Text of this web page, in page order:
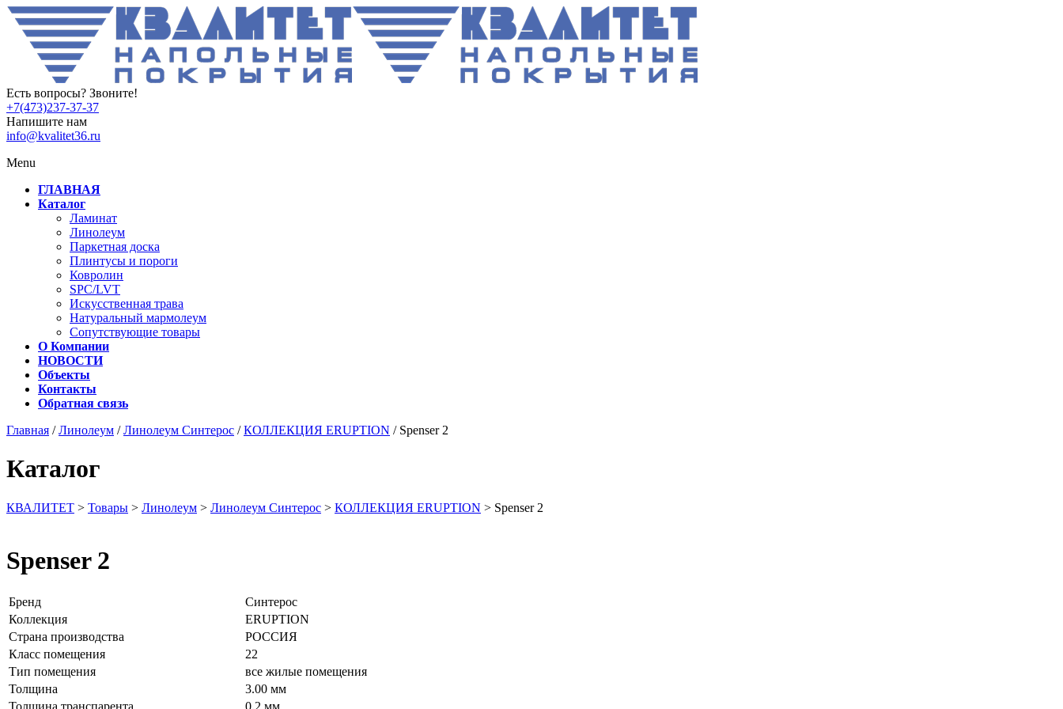
Есть вопросы? Звоните!
+7(473)237-37-37
Напишите нам
info@kvalitet36.ru
Menu
ГЛАВНАЯ
Каталог
Ламинат
Линолеум
Паркетная доска
Плинтусы и пороги
Ковролин
SPC/LVT
Искусственная трава
Натуральный мармолеум
Сопутствующие товары
О Компании
НОВОСТИ
Объекты
Контакты
Обратная связь
Главная /Линолеум /Линолеум Синтерос /КОЛЛЕКЦИЯ ERUPTION / Spenser 2
Каталог
КВАЛИТЕТ > Товары > Линолеум > Линолеум Синтерос > КОЛЛЕКЦИЯ ERUPTION > Spenser 2
Spenser 2
Бренд
Синтерос
Коллекция
ERUPTION
Страна производства
РОССИЯ
Класс помещения
22
Тип помещения
все жилые помещения
Толщина
3.00 мм
Толщина транспарента
0.2 мм